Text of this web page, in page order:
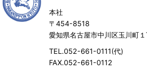
本社
〒454-8518
愛知県名古屋市中川区玉川町
TEL.052-661-0111(代)
FAX.052-661-0112